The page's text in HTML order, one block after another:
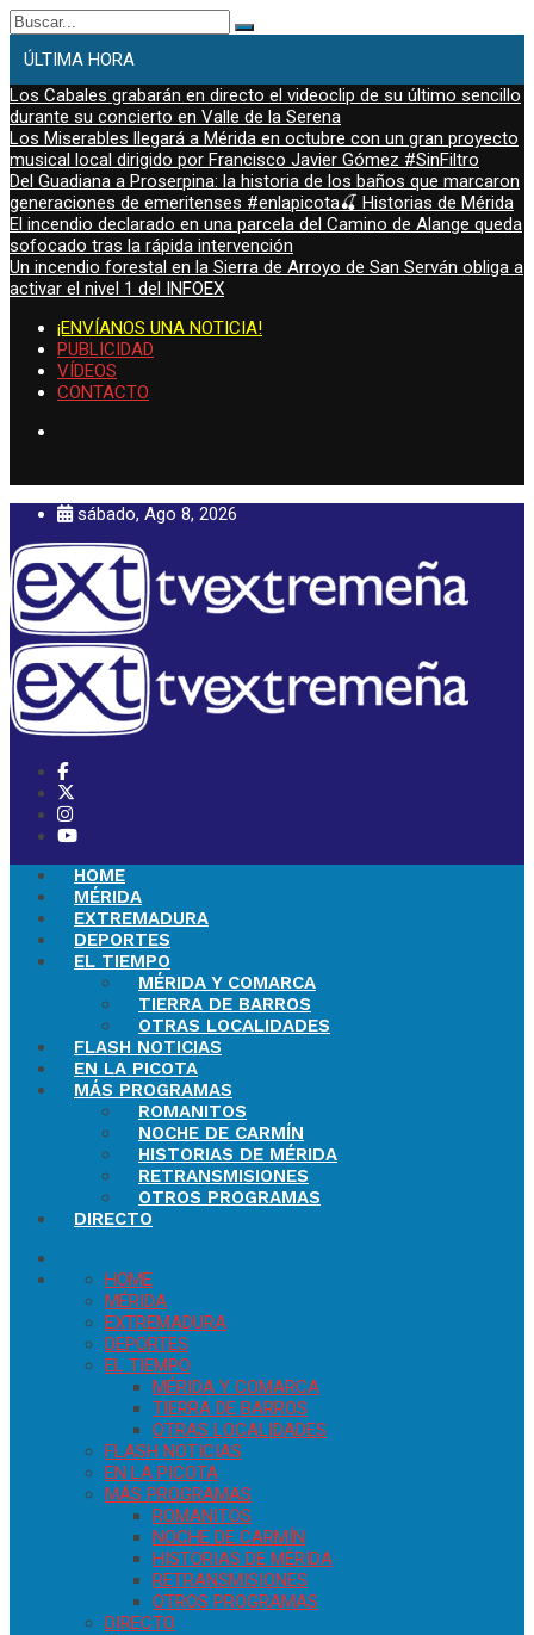
Buscar:
ÚLTIMA HORA
Los Cabales grabarán en directo el videoclip de su último sencillo
durante su concierto en Valle de la Serena
Los Miserables llegará a Mérida en octubre con un gran proyecto
musical local dirigido por Francisco Javier Gómez #SinFiltro
Del Guadiana a Proserpina: la historia de los baños que marcaron
generaciones de emeritenses #enlapicota🍒 Historias de Mérida
El incendio declarado en una parcela del Camino de Alange queda
sofocado tras la rápida intervención
Un incendio forestal en la Sierra de Arroyo de San Serván obliga a
activar el nivel 1 del INFOEX
¡ENVÍANOS UNA NOTICIA!
PUBLICIDAD
VÍDEOS
CONTACTO
sábado, Ago 8, 2026
HOME
MÉRIDA
EXTREMADURA
DEPORTES
EL TIEMPO
MÉRIDA Y COMARCA
TIERRA DE BARROS
OTRAS LOCALIDADES
FLASH NOTICIAS
EN LA PICOTA
MÁS PROGRAMAS
ROMANITOS
NOCHE DE CARMÍN
HISTORIAS DE MÉRIDA
RETRANSMISIONES
OTROS PROGRAMAS
DIRECTO
HOME
MÉRIDA
EXTREMADURA
DEPORTES
EL TIEMPO
MÉRIDA Y COMARCA
TIERRA DE BARROS
OTRAS LOCALIDADES
FLASH NOTICIAS
EN LA PICOTA
MÁS PROGRAMAS
ROMANITOS
NOCHE DE CARMÍN
HISTORIAS DE MÉRIDA
RETRANSMISIONES
OTROS PROGRAMAS
DIRECTO